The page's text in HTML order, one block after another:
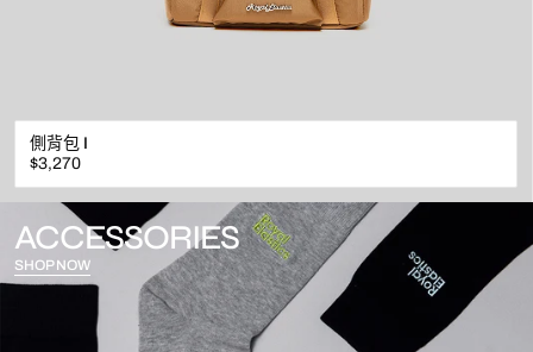
側背包 I
原
價
$3,270
ACCESSORIES
SHOP NOW